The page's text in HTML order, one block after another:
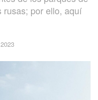
rusas; por ello, aquí